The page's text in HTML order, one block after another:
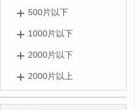
500片以下
1000片以下
2000片以下
2000片以上